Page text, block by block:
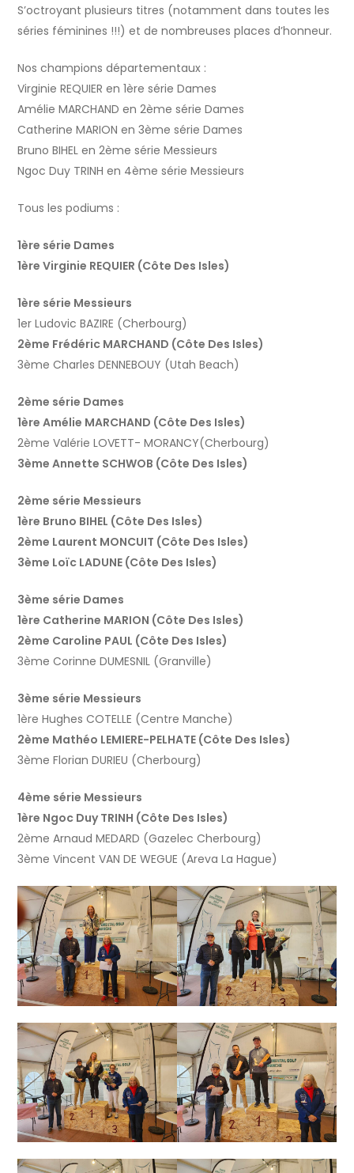
S’octroyant plusieurs titres (notamment dans toutes les
séries féminines !!!) et de nombreuses places d’honneur.
Nos champions départementaux :
Virginie REQUIER en 1ère série Dames
Amélie MARCHAND en 2ème série Dames
Catherine MARION en 3ème série Dames
Bruno BIHEL en 2ème série Messieurs
Ngoc Duy TRINH en 4ème série Messieurs
Tous les podiums :
1ère série Dames
1ère Virginie REQUIER (Côte Des Isles)
1ère série Messieurs
1er Ludovic BAZIRE (Cherbourg)
2ème Frédéric MARCHAND (Côte Des Isles)
3ème Charles DENNEBOUY (Utah Beach)
2ème série Dames
1ère Amélie MARCHAND (Côte Des Isles)
2ème Valérie LOVETT- MORANCY(Cherbourg)
3ème Annette SCHWOB (Côte Des Isles)
2ème série Messieurs
1ère Bruno BIHEL (Côte Des Isles)
2ème Laurent MONCUIT (Côte Des Isles)
3ème Loïc LADUNE (Côte Des Isles)
3ème série Dames
1ère Catherine MARION (Côte Des Isles)
2ème Caroline PAUL (Côte Des Isles)
3ème Corinne DUMESNIL (Granville)
3ème série Messieurs
1ère Hughes COTELLE (Centre Manche)
2ème Mathéo LEMIERE-PELHATE (Côte Des Isles)
3ème Florian DURIEU (Cherbourg)
4ème série Messieurs
1ère Ngoc Duy TRINH (Côte Des Isles)
2ème Arnaud MEDARD (Gazelec Cherbourg)
3ème Vincent VAN DE WEGUE (Areva La Hague)